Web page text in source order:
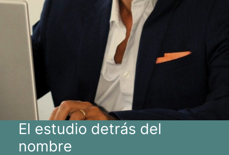
El estudio detrás del
nombre